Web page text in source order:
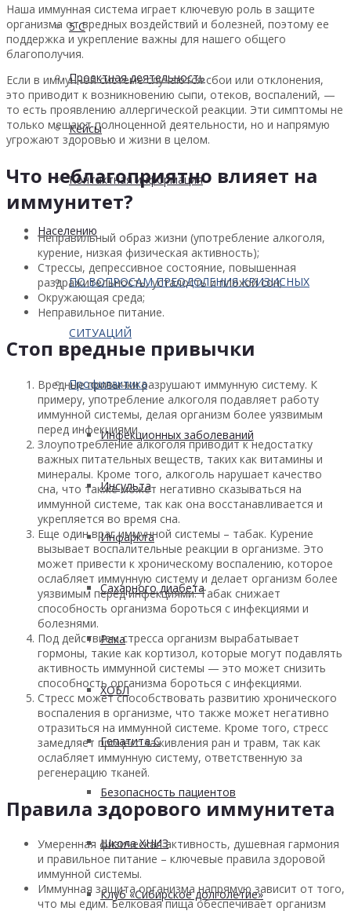
5 С
Проектная деятельность
Кейсы
Контактная информация
Населению
ПО ВОПРОСАМ ПРЕОДОЛЕНИЯ КРИЗИСНЫХ
СИТУАЦИЙ
Профилактика
Инфекционных заболеваний
Инсульта
Инфаркта
Сахарного диабета
Рака
ХОБЛ
Гепатита С
Безопасность пациентов
Школа ХНИЗ
Клуб «Сибирское долголетие»
Наша иммунная система играет ключевую роль в защите
организма от вредных воздействий и болезней, поэтому ее
поддержка и укрепление важны для нашего общего
благополучия.
Если в иммунной системе случаются сбои или отклонения,
это приводит к возникновению сыпи, отеков, воспалений, —
то есть проявлению аллергической реакции. Эти симптомы не
только мешают полноценной деятельности, но и напрямую
угрожают здоровью и жизни в целом.
Что неблагоприятно влияет на
иммунитет?
Неправильный образ жизни (употребление алкоголя,
курение, низкая физическая активность);
Стрессы, депрессивное состояние, повышенная
раздражительность, усталость и плохой сон;
Окружающая среда;
Неправильное питание.
Стоп вредные привычки
Вредные привычки разрушают иммунную систему. К
примеру, употребление алкоголя подавляет работу
иммунной системы, делая организм более уязвимым
перед инфекциями.
Злоупотребление алкоголя приводит к недостатку
важных питательных веществ, таких как витамины и
минералы. Кроме того, алкоголь нарушает качество
сна, что также может негативно сказываться на
иммунной системе, так как она восстанавливается и
укрепляется во время сна.
Еще один враг иммунной системы – табак. Курение
вызывает воспалительные реакции в организме. Это
может привести к хроническому воспалению, которое
ослабляет иммунную систему и делает организм более
уязвимым перед инфекциями. Табак снижает
способность организма бороться с инфекциями и
болезнями.
Под действием стресса организм вырабатывает
гормоны, такие как кортизол, которые могут подавлять
активность иммунной системы — это может снизить
способность организма бороться с инфекциями.
Стресс может способствовать развитию хронического
воспаления в организме, что также может негативно
отразиться на иммунной системе. Кроме того, стресс
замедляет процесс заживления ран и травм, так как
ослабляет иммунную систему, ответственную за
регенерацию тканей.
Правила здорового иммунитета
Умеренная физическая активность, душевная гармония
и правильное питание – ключевые правила здоровой
иммунной системы.
Иммунная защита организма напрямую зависит от того,
что мы едим. Белковая пища обеспечивает организм